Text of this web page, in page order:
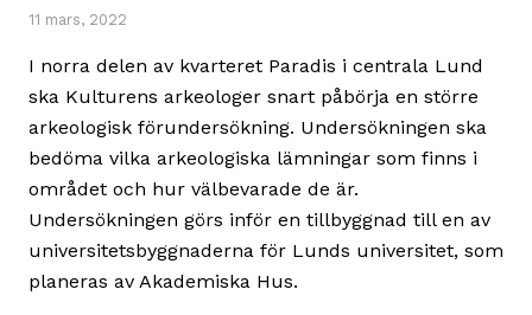
11 mars, 2022
I norra delen av kvarteret Paradis i centrala Lund
ska Kulturens arkeologer snart påbörja en större
arkeologisk förundersökning. Undersökningen ska
bedöma vilka arkeologiska lämningar som finns i
området och hur välbevarade de är.
Undersökningen görs inför en tillbyggnad till en av
universitetsbyggnaderna för Lunds universitet, som
planeras av Akademiska Hus.